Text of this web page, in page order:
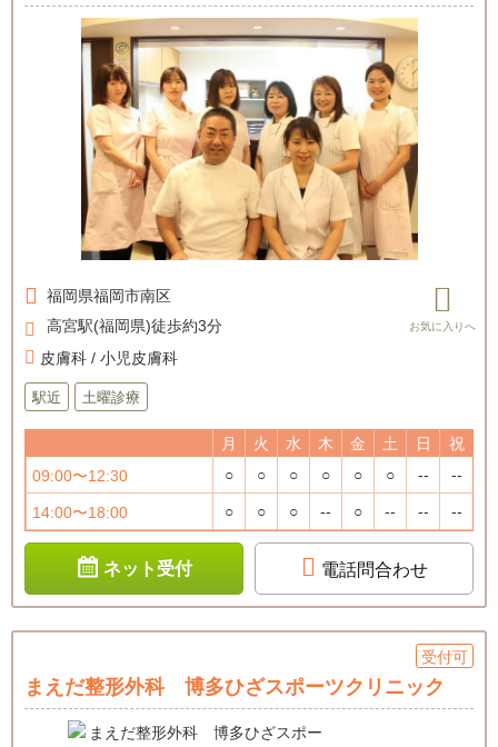
福岡県福岡市南区
高宮駅(福岡県)徒歩約3分
皮膚科 / 小児皮膚科
駅近 土曜診療
月 火 水 木 金 土 日
祝
09:00〜12:30
○ ○ ○ ○ ○ ○ -- --
14:00〜18:00 ○ ○ ○ -- ○ -- -- --
ネット受付 電話問合わせ
受付可
まえだ整形外科 博多ひざスポーツクリニック